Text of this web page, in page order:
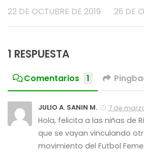
22 DE OCTUBRE DE 2019 26 DE
1 RESPUESTA
Comentarios 1
JULIO A. SANIN M. 7 de
Hola, felicita a las niñas de
que se vayan vinculando
movimiento del Futbol